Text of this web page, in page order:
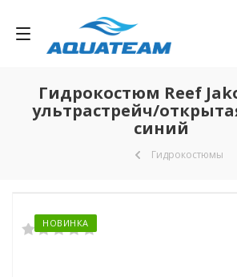
Гидрокостюм Reef
ультрастрейч/
синий
Гидрокостюмы
НОВИНКА